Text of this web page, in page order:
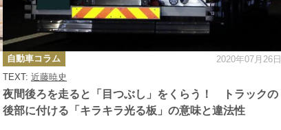
夜間後ろを走ると「目つぶし」をくらう！ トラックの
後部に付ける「キラキラ光る板」の意味と違法性
TEXT: 近藤暁史
カ
テ
ゴ
リ
ー
自動車コラム 2020年07月26日